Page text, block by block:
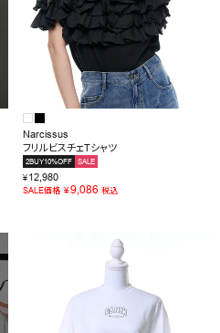
Narcissus
フリルビスチェTシャツ
2BUY10%OFF SALE
¥12,980
SALE価格 ¥9,086 税込